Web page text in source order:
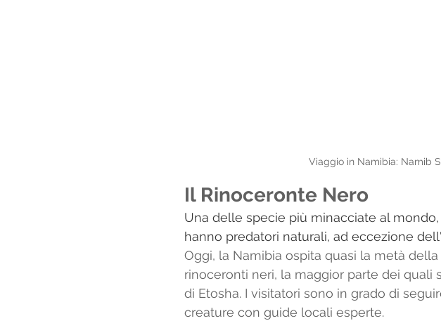
Viaggio in Namibia: Namib
Il Rinoceronte Nero
Una delle specie più minacciate al
hanno predatori naturali, ad eccezione
Oggi, la Namibia ospita quasi la metà
rinoceronti neri, la maggior parte dei quali
di Etosha. I visitatori sono in grado di
creature con guide locali esperte.